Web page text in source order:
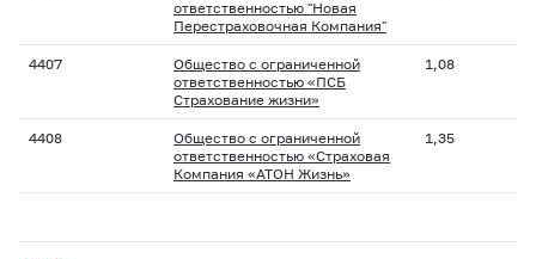
ответственностью "Новая
Перестраховочная Компания"
4407
Общество с ограниченной
ответственностью «ПСБ
Страхование жизни»
1,08
4408
Общество с ограниченной
ответственностью «Страховая
Компания «АТОН Жизнь»
1,35